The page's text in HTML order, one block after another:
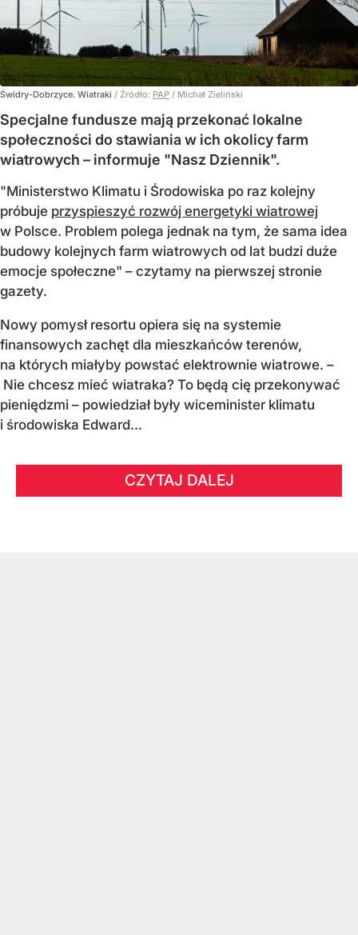
Świdry-Dobrzyce. Wiatraki / Źródło: PAP / Michał Zieliński
Specjalne fundusze mają przekonać lokalne
społeczności do stawiania w ich okolicy farm
wiatrowych – informuje "Nasz Dziennik".
"Ministerstwo Klimatu i Środowiska po raz kolejny
próbuje przyspieszyć rozwój energetyki wiatrowej
w Polsce. Problem polega jednak na tym, że sama idea
budowy kolejnych farm wiatrowych od lat budzi duże
emocje społeczne" – czytamy na pierwszej stronie
gazety.
Nowy pomysł resortu opiera się na systemie
finansowych zachęt dla mieszkańców terenów,
na których miałyby powstać elektrownie wiatrowe. –
Nie chcesz mieć wiatraka? To będą cię przekonywać
pieniędzmi – powiedział były wiceminister klimatu
i środowiska Edward...
CZYTAJ DALEJ